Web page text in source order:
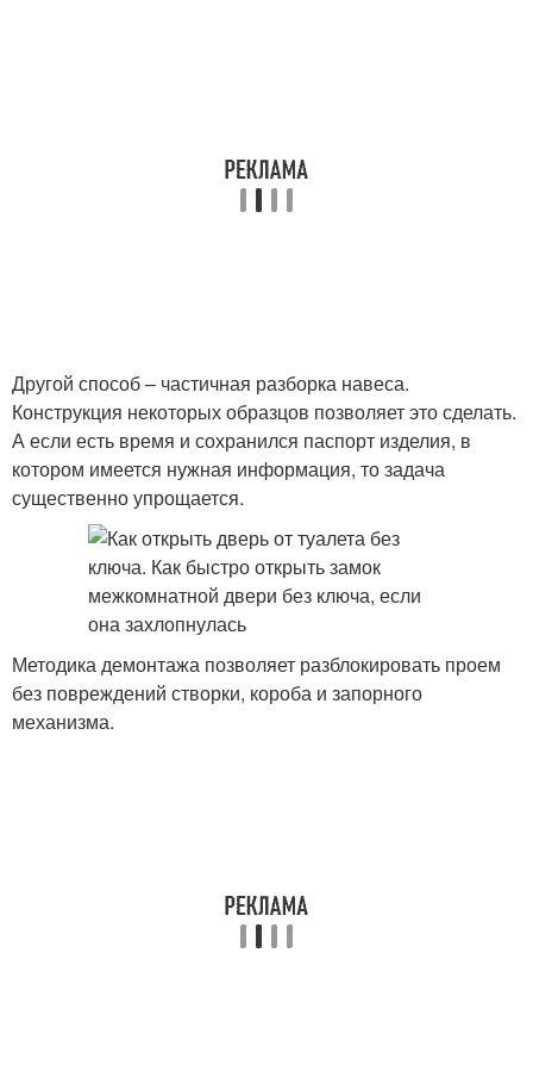
Другой способ – частичная разборка навеса.
Конструкция некоторых образцов позволяет это сделать.
А если есть время и сохранился паспорт изделия, в
котором имеется нужная информация, то задача
существенно упрощается.
Методика демонтажа позволяет разблокировать проем
без повреждений створки, короба и запорного
механизма.